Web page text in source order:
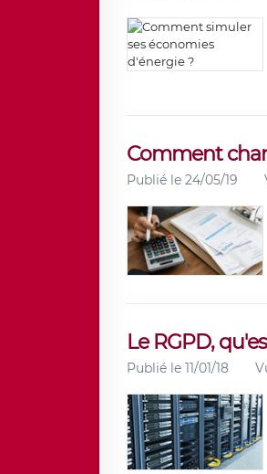
Comment
Publié le 24/05/19
Le RGPD,
Publié le 11/01/18